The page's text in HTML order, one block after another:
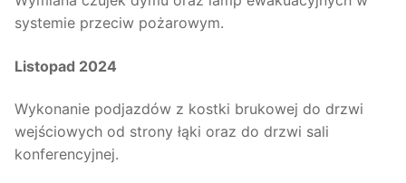
systemie przeciw pożarowym.
Listopad 2024
Wykonanie podjazdów z kostki brukowej do drzwi
wejściowych od strony łąki oraz do drzwi sali
konferencyjnej.